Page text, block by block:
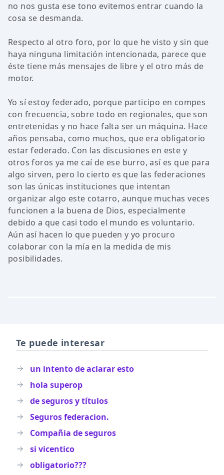
no nos gusta ese tono evitemos entrar cuando la
cosa se desmanda.
Respecto al otro foro, por lo que he visto y sin que
haya ninguna limitación intencionada, parece que
éste tiene más mensajes de libre y el otro más de
motor.
Yo sí estoy federado, porque participo en compes
con frecuencia, sobre todo en regionales, que son
entretenidas y no hace falta ser un máquina. Hace
años pensaba, como muchos, que era obligatorio
estar federado. Con las discusiones en este y
otros foros ya me caí de ese burro, así es que para
algo sirven, pero lo cierto es que las federaciones
son las únicas instituciones que intentan
organizar algo este cotarro, aunque muchas veces
funcionen a la buena de Dios, especialmente
debido a que casi todo el mundo es voluntario.
Aún así hacen lo que pueden y yo procuro
colaborar con la mía en la medida de mis
posibilidades.
Te puede interesar
un intento de aclarar esto
hola superop
de seguros y títulos
Seguros federacion.
Compañia de seguros
si vicentico
obligatorio???